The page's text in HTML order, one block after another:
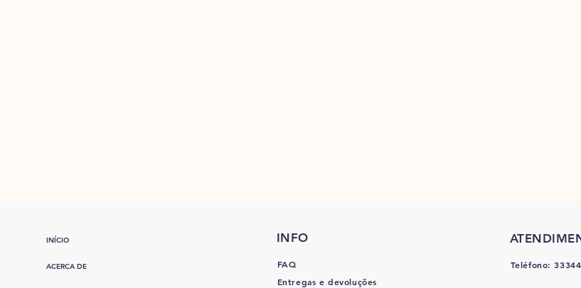
INÍCIO
ACERCA DE
INFO
FAQ
Entregas e devoluções
Teléfono: